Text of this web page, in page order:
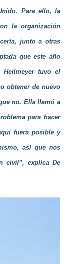
. Para ello, la
la organización
junto a otras
que este año
tuvo el
obtener de nuevo
no. Ella llamó a
para hacer
fuera posible y
así que nos
civil”, explica De